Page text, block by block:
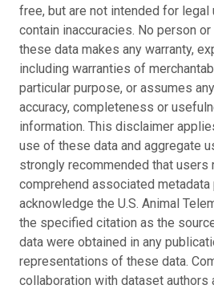
free, but are not intended for legal
contain inaccuracies. No person
these data makes any warranty,
including warranties of
particular purpose, or assumes
accuracy, completeness or
information. This disclaimer
use of these data and aggregate
strongly recommended that users
comprehend associated
acknowledge the U.S. Animal
the specified citation as the
data were obtained in any
representations of these data.
collaboration with dataset authors